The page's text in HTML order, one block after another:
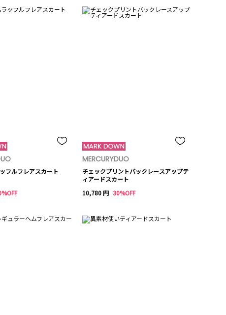
フルフレアスカート
MERCURYDUO
チェックプリントバックレースアップテ
ィアードスカート
10,780 円 30%OFF